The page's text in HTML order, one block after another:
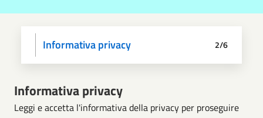
Scegli operazione
Informativa privacy
Scegli il pagamento
Dati anagrafici
Paga
Riepilogo 2/6
Informativa privacy
Leggi e accetta l'informativa della privacy per proseguire